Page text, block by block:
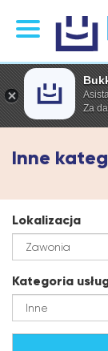
Inne
Lokalizacja
Kategoria
Za